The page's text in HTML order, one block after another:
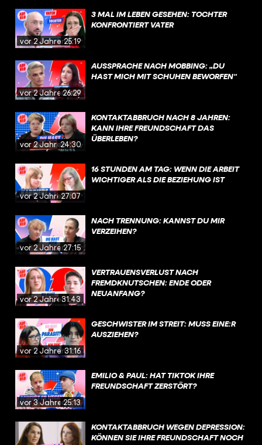
vor 2 Jahren25:19
3 MAL IM LEBEN GESEHEN: TOCHTER
KONFRONTIERT VATER
vor 2 Jahren26:29
AUSSPRACHE NACH MOBBING: „DU
HAST MICH MIT SCHUHEN BEWORFEN“
vor 2 Jahren24:30
KONTAKTABBRUCH NACH 8 JAHREN:
KANN IHRE FREUNDSCHAFT DAS
ÜBERLEBEN?
vor 2 Jahren27:07
16 STUNDEN AM TAG: WENN DIE ARBEIT
WICHTIGER ALS DIE BEZIEHUNG IST
vor 2 Jahren27:15
NACH TRENNUNG: KANNST DU MIR
VERZEIHEN?
vor 2 Jahren31:43
VERTRAUENSVERLUST NACH
FREMDKNUTSCHEN: ENDE ODER
NEUANFANG?
vor 2 Jahren31:16
GESCHWISTER IM STREIT: MUSS EINE:R
AUSZIEHEN?
vor 3 Jahren25:13
EMILIO & PAUL: HAT TIKTOK IHRE
FREUNDSCHAFT ZERSTÖRT?
KONTAKTABBRUCH WEGEN DEPRESSION:
KÖNNEN SIE IHRE FREUNDSCHAFT NOCH